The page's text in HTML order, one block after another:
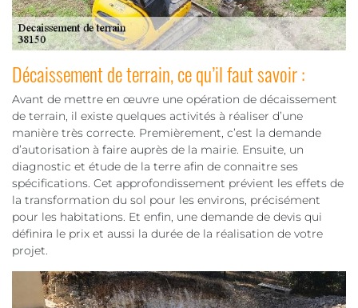
Décaissement de terrain, ce qu’il faut savoir :
Avant de mettre en œuvre une opération de décaissement
de terrain, il existe quelques activités à réaliser d’une
manière très correcte. Premièrement, c’est la demande
d’autorisation à faire auprès de la mairie. Ensuite, un
diagnostic et étude de la terre afin de connaitre ses
spécifications. Cet approfondissement prévient les effets de
la transformation du sol pour les environs, précisément
pour les habitations. Et enfin, une demande de devis qui
définira le prix et aussi la durée de la réalisation de votre
projet.